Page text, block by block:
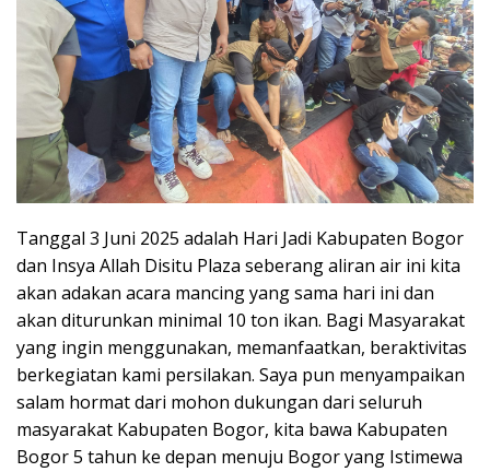
Tanggal 3 Juni 2025 adalah Hari Jadi Kabupaten Bogor
dan Insya Allah Disitu Plaza seberang aliran air ini kita
akan adakan acara mancing yang sama hari ini dan
akan diturunkan minimal 10 ton ikan. Bagi Masyarakat
yang ingin menggunakan, memanfaatkan, beraktivitas
berkegiatan kami persilakan. Saya pun menyampaikan
salam hormat dari mohon dukungan dari seluruh
masyarakat Kabupaten Bogor, kita bawa Kabupaten
Bogor 5 tahun ke depan menuju Bogor yang Istimewa